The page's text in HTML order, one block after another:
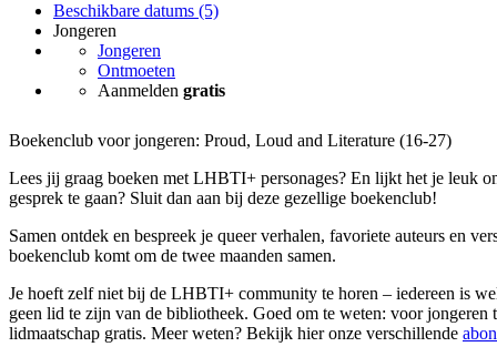
Beschikbare datums (5)
Jongeren
Jongeren
Ontmoeten
Aanmelden gratis
Boekenclub voor jongeren: Proud, Loud and Literature (16-27)
Lees jij graag boeken met LHBTI+ personages? En lijkt het je leuk
gesprek te gaan? Sluit dan aan bij deze gezellige boekenclub!
Samen ontdek en bespreek je queer verhalen, favoriete auteurs en
boekenclub komt om de twee maanden samen.
Je hoeft zelf niet bij de LHBTI+ community te horen – iedereen is
geen lid te zijn van de bibliotheek. Goed om te weten: voor jongeren
lidmaatschap gratis. Meer weten? Bekijk hier onze verschillende